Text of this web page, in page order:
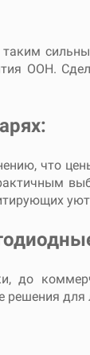
ООН.
что
до
решения